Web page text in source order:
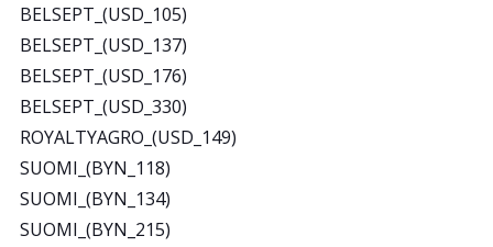
BELSEPT_(USD_105)
BELSEPT_(USD_137)
BELSEPT_(USD_176)
BELSEPT_(USD_330)
ROYALTYAGRO_(USD_149)
SUOMI_(BYN_118)
SUOMI_(BYN_134)
SUOMI_(BYN_215)